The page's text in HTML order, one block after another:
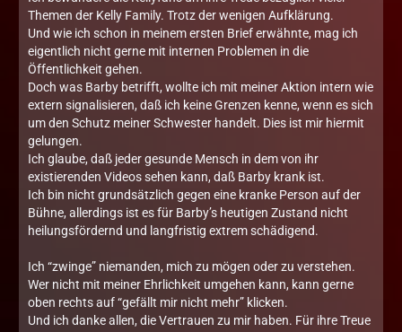
Themen der Kelly Family. Trotz der wenigen Aufklärung.
Und wie ich schon in meinem ersten Brief erwähnte, mag ich
eigentlich nicht gerne mit internen Problemen in die
Öffentlichkeit gehen.
Doch was Barby betrifft, wollte ich mit meiner Aktion intern wie
extern signalisieren, daß ich keine Grenzen kenne, wenn es sich
um den Schutz meiner Schwester handelt. Dies ist mir hiermit
gelungen.
Ich glaube, daß jeder gesunde Mensch in dem von ihr
existierenden Videos sehen kann, daß Barby krank ist.
Ich bin nicht grundsätzlich gegen eine kranke Person auf der
Bühne, allerdings ist es für Barby’s heutigen Zustand nicht
heilungsfördernd und langfristig extrem schädigend.
Ich “zwinge” niemanden, mich zu mögen oder zu verstehen.
Wer nicht mit meiner Ehrlichkeit umgehen kann, kann gerne
oben rechts auf “gefällt mir nicht mehr” klicken.
Und ich danke allen, die Vertrauen zu mir haben. Für ihre Treue